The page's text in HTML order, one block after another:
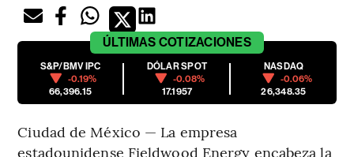
ÚLTIMAS COTIZACIONES
S&P/BMV IPC
-0.19%
66,396.15
DÓLAR SPOT
-0.08%
17.1957
NASDAQ
-0.06%
26,348.35
Ciudad de México — La empresa
estadounidense Fieldwood Energy encabeza la